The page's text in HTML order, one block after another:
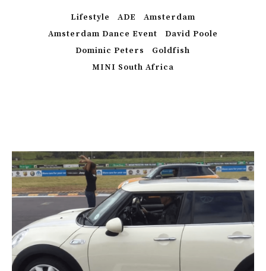
Lifestyle ADE
Amsterdam
Amsterdam Dance Event
David Poole
Dominic Peters
Goldfish
MINI South Africa